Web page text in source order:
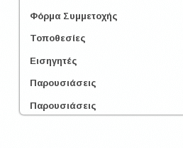
Φόρμα Συμμετοχής
Τοποθεσίες
Εισηγητές
Παρουσιάσεις
Παρουσιάσεις